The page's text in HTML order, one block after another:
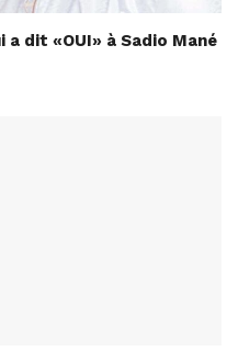
dit «OUI» à Sadio Mané